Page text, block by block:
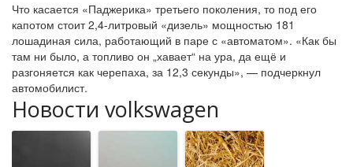
Что касается «Паджерика» третьего поколения, то под его
капотом стоит 2,4-литровый «дизель» мощностью 181
лошадиная сила, работающий в паре с «автоматом». «Как бы
там ни было, а топливо он „хавает“ на ура, да ещё и
разгоняется как черепаха, за 12,3 секунды», — подчеркнул
автомобилист.
Новости volkswagen